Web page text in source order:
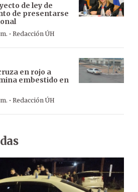
de ley de
de presentarse
· Redacción ÚH
en rojo a
embestido en
· Redacción ÚH